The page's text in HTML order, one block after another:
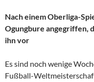
Nach einem Oberliga-
Ogungbure angegriffen,
ihn vor
Es sind noch wenige
Fußball-